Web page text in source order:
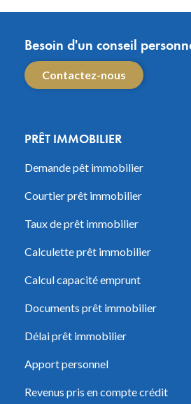
Besoin d'un conseil
Contactez-nous
PRÊT IMMOBILIER
Demande pêt immobilier
Courtier prêt immobilier
Taux de prêt immobilier
Calculette prêt immobilier
Calcul capacité emprunt
Documents prêt immobilier
Délai prêt immobilier
Apport personnel
Revenus pris en compte crédit